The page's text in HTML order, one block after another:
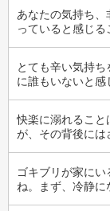
あなたの気持ち
っていると感じる
とても辛い気持
に誰もいないと感
快楽に溺れること
が、その背後には
ゴキブリが家に
ね。まず、冷静に